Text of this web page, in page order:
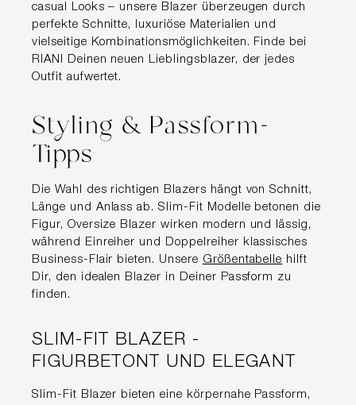
casual Looks – unsere Blazer überzeugen durch
perfekte Schnitte, luxuriöse Materialien und
vielseitige Kombinationsmöglichkeiten. Finde bei
RIANI Deinen neuen Lieblingsblazer, der jedes
Outfit aufwertet.
Styling & Passform-
Tipps
Die Wahl des richtigen Blazers hängt von Schnitt,
Länge und Anlass ab. Slim-Fit Modelle betonen die
Figur, Oversize Blazer wirken modern und lässig,
während Einreiher und Doppelreiher klassisches
Business-Flair bieten. Unsere Größentabelle hilft
Dir, den idealen Blazer in Deiner Passform zu
finden.
SLIM-FIT BLAZER -
FIGURBETONT UND ELEGANT
Slim-Fit Blazer bieten eine körpernahe Passform,